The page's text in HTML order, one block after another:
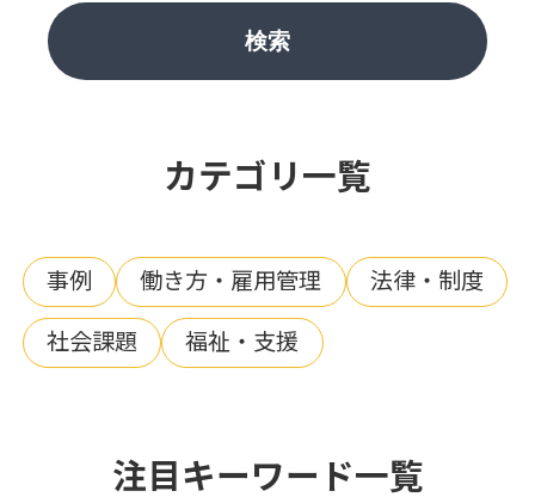
検索
カテゴリ一覧
事例 働き方・雇用管理 法律・制度
社会課題 福祉・支援
注目キーワード一覧